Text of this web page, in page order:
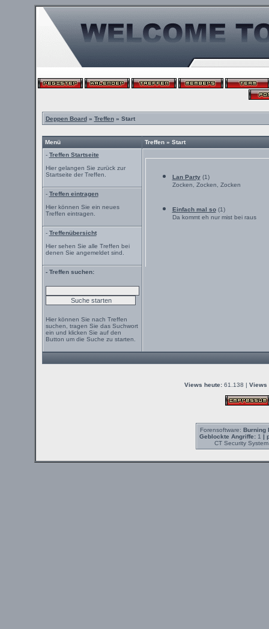
Deppen Board» Treffen» Start
Menü
Treffen » Start
- Treffen Startseite
Hier gelangen Sie zurück zur
Startseite der Treffen.
Lan Party(1)
Zocken, Zocken, Zocken
Einfach mal so(1)
Da kommt eh nur mist bei raus
- Treffen eintragen
Hier können Sie ein neues
Treffen eintragen.
- Treffenübersicht
Hier sehen Sie alle Treffen bei
denen Sie angemeldet sind.
- Treffen suchen:
Hier können Sie nach Treffen
suchen, tragen Sie das Suchwort
ein und klicken Sie auf den
Button um die Suche zu starten.
Views heute: 61.138 | Views
Forensoftware: Burning
Geblockte Angriffe:1 |
CT Security